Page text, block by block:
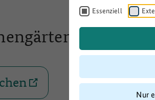
Essenziell
Nur